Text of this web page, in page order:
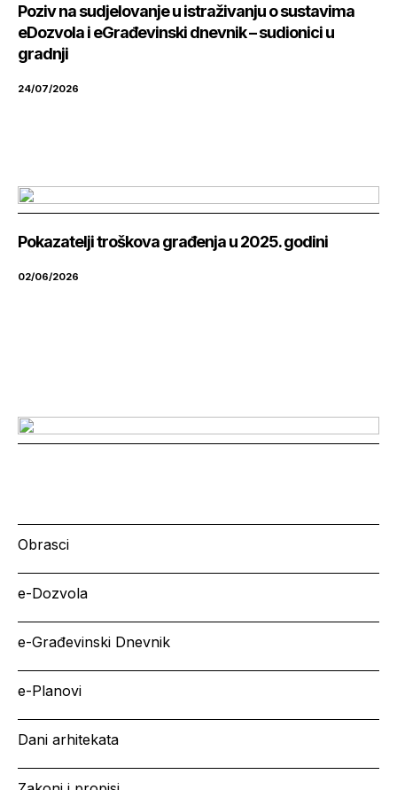
Poziv na sudjelovanje u istraživanju o sustavima
eDozvola i eGrađevinski dnevnik – sudionici u
gradnji
24/07/2026
Pokazatelji troškova građenja u 2025. godini
02/06/2026
Obrasci
e-Dozvola
e-Građevinski Dnevnik
e-Planovi
Dani arhitekata